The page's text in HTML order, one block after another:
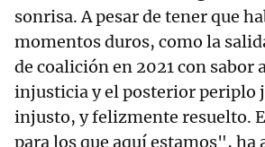
sonrisa. A pesar de tener que
momentos duros, como la
de coalición en 2021 con sabor
injusticia y el posterior periplo
injusto, y felizmente resuelto.
para los que aquí estamos", ha